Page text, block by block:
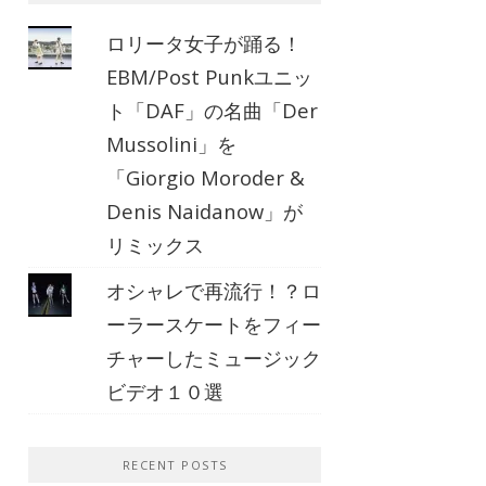
ロリータ女子が踊る！
EBM/Post Punkユニッ
ト「DAF」の名曲「Der
Mussolini」を
「Giorgio Moroder &
Denis Naidanow」が
リミックス
オシャレで再流行！？ロ
ーラースケートをフィー
チャーしたミュージック
ビデオ１０選
RECENT POSTS